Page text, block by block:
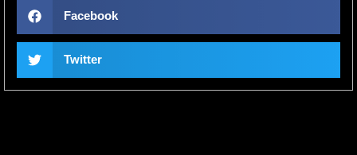
Facebook
Twitter